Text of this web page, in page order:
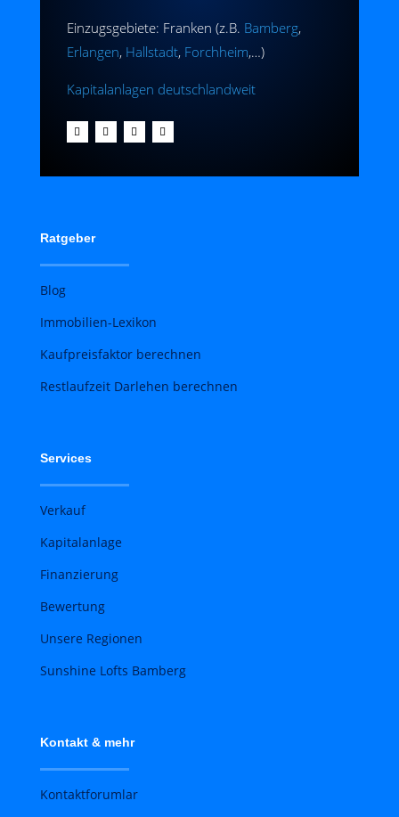
Einzugsgebiete: Franken (z.B. Bamberg,
Erlangen, Hallstadt, Forchheim,…)
Kapitalanlagen deutschlandweit
Ratgeber
Blog
Immobilien-Lexikon
Kaufpreisfaktor berechnen
Restlaufzeit Darlehen berechnen
Services
Verkauf
Kapitalanlage
Finanzierung
Bewertung
Unsere Regionen
Sunshine Lofts Bamberg
Kontakt & mehr
Kontaktforumlar